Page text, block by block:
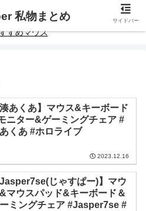
エンサーの私物まとめです。
すめマウス
湊あくあ】マウス&キーボード
ニター&ゲーミングチェア #
くあ #ホロライブ
2023.12.16
Jasper7se(じゃすぱー)】マウ
マウスパッド&キーボード＆
ミングチェア #Jasper7se #
私物まとめ サイドバー